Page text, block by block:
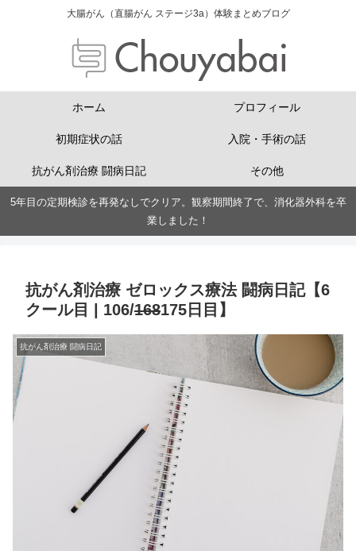
大腸がん（直腸がん ステージ3a）体験まとめブログ
ホーム プロフィール
初期症状の話 入院・手術の話
抗がん剤治療 闘病日記 その他
5年目の定期検診を再発なしでクリア。観察期間終了で、消化器外科を卒
業しました！
抗がん剤治療 ゼロックス療法 闘病日記【6
クール目 | 106/168175日目】
抗がん剤治療 闘病日記